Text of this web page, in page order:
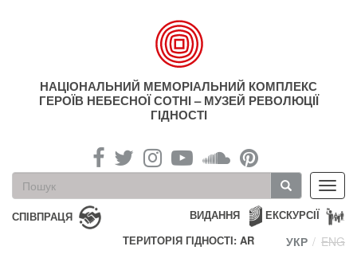
НАЦІОНАЛЬНИЙ МЕМОРІАЛЬНИЙ КОМПЛЕКС
ГЕРОЇВ НЕБЕСНОЇ СОТНІ – МУЗЕЙ РЕВОЛЮЦІЇ
ГІДНОСТІ
Пошукова
форма
Пошук
СПІВПРАЦЯ ЕКСКУРСІЇ
ВИДАННЯ
ТЕРИТОРІЯ ГІДНОСТІ: AR
УКР ENG